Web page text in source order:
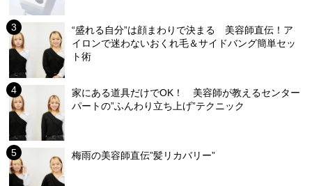
“盛れる自分”は顔まわりで決まる 美容師直伝！ア
イロンで迷わないおくれ毛＆サイドバング簡単セッ
ト術
家にある道具だけでOK！ 美容師が教えるセンター
パートの”ふんわり立ち上げ”テクニック
梅雨の美容師直伝”髪リカバリー”